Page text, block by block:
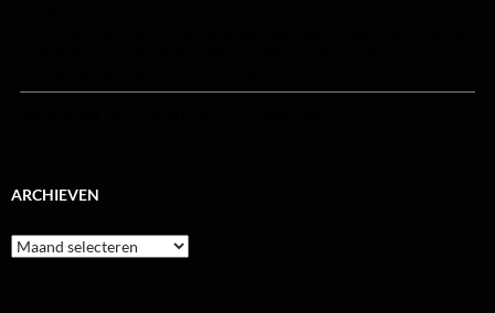
ARCHIEVEN
Archieven